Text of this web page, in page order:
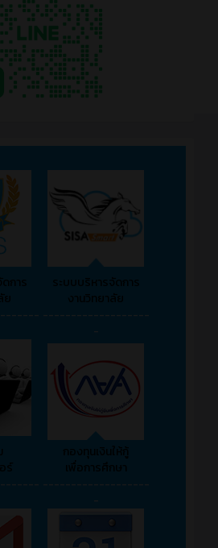
การ
ย
ระบบบริหารจัดการ
งานวิทยาลัย
-------------------
-
ร์
กองทุนเงินให้กู้
เพื่อการศึกษา
-------------------
-